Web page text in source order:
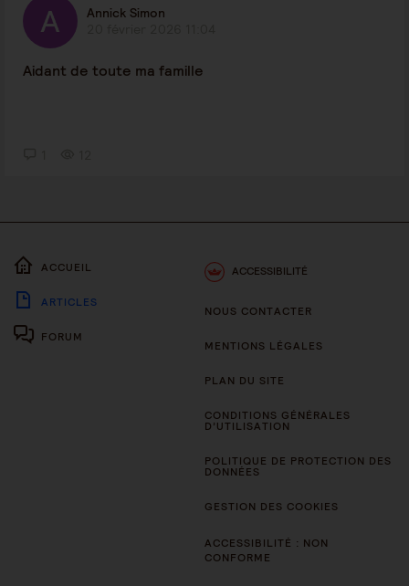
Annick Simon
Aidant de toute ma famille
ACCUEIL
ARTICLES
FORUM
ACCESSIBILITÉ
NOUS CONTACTER
MENTIONS LÉGALES
PLAN DU SITE
CONDITIONS GÉNÉRALES
D’UTILISATION
POLITIQUE DE PROTECTION DES
DONNÉES
GESTION DES COOKIES
ACCESSIBILITÉ : NON
CONFORME